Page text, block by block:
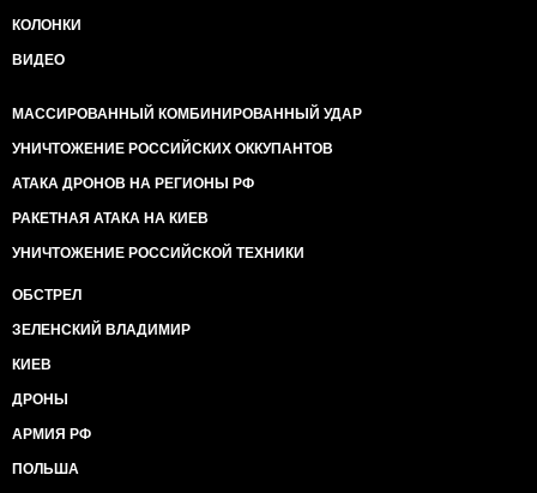
КОЛОНКИ
ВИДЕО
МАССИРОВАННЫЙ КОМБИНИРОВАННЫЙ УДАР
УНИЧТОЖЕНИЕ РОССИЙСКИХ ОККУПАНТОВ
АТАКА ДРОНОВ НА РЕГИОНЫ РФ
РАКЕТНАЯ АТАКА НА КИЕВ
УНИЧТОЖЕНИЕ РОССИЙСКОЙ ТЕХНИКИ
ОБСТРЕЛ
ЗЕЛЕНСКИЙ ВЛАДИМИР
КИЕВ
ДРОНЫ
АРМИЯ РФ
ПОЛЬША